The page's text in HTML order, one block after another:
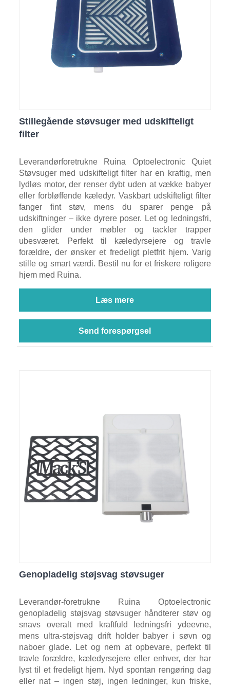
Stillegående støvsuger med udskifteligt
filter
Leverandørforetrukne Ruina Optoelectronic Quiet
Støvsuger med udskifteligt filter har en kraftig, men
lydløs motor, der renser dybt uden at vække babyer
eller forbløffende kæledyr. Vaskbart udskifteligt filter
fanger fint støv, mens du sparer penge på
udskiftninger – ikke dyrere poser. Let og ledningsfri,
den glider under møbler og tackler trapper
ubesværet. Perfekt til kæledyrsejere og travle
forældre, der ønsker et fredeligt pletfrit hjem. Varig
stille og smart værdi. Bestil nu for et friskere roligere
hjem med Ruina.
Læs mere
Send forespørgsel
Genopladelig støjsvag støvsuger
Leverandør-foretrukne Ruina Optoelectronic
genopladelig støjsvag støvsuger håndterer støv og
snavs overalt med kraftfuld ledningsfri ydeevne,
mens ultra-støjsvag drift holder babyer i søvn og
naboer glade. Let og nem at opbevare, perfekt til
travle forældre, kæledyrsejere eller enhver, der har
lyst til et fredeligt hjem. Nyd spontan rengøring dag
eller nat – ingen støj, ingen ledninger, kun friske,